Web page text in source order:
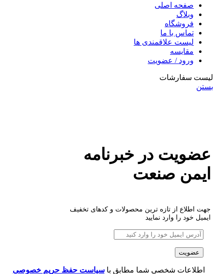
صفحه اصلی
وبلاگ
فروشگاه
تماس با ما
لیست علاقمندی ها
مقایسه
ورود / عضویت
لیست سفارشات
بستن
عضویت در خبرنامه
ایمن صنعت
جهت اطلاع از تازه ترین محصولات و کدهای تخفیف
ایمیل خود را وارد نمایید
اطلاعات شخصی شما مطابق باسیاست حفظ حریم خصوصی